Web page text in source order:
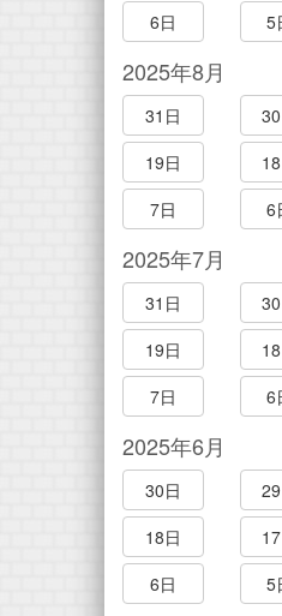
6日
5
2025年8月
31日
19日
7日
6
2025年7月
31日
19日
7日
6
2025年6月
30日
18日
6日
5